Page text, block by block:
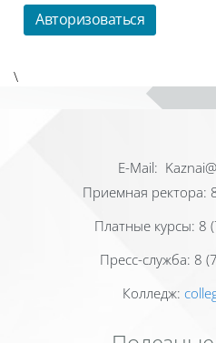
Авторизоваться
\
Е-Mail:
Приемная ректора:
Платные курсы: 8
Пресс-служба: 8
Колледж: